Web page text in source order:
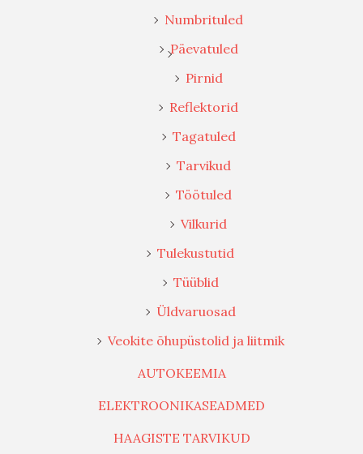
Numbrituled
Päevatuled
Pirnid
Reflektorid
Tagatuled
Tarvikud
Töötuled
Vilkurid
Tulekustutid
Tüüblid
Üldvaruosad
Veokite õhupüstolid ja liitmik
AUTOKEEMIA
ELEKTROONIKASEADMED
HAAGISTE TARVIKUD